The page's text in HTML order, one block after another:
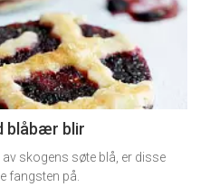
blåbær blir
skogens søte blå, er disse
fangsten på.